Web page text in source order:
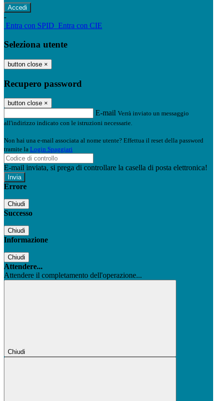
-
Entra con SPID Entra con CIE
Seleziona utente
button close ×
Recupero password
button close ×
E-mail Verrà inviato un messaggio
all'indirizzo indicato con le istruzioni necessarie.
Non hai una e-mail associata al nome utente? Effettua il reset della password
tramite la Login Spaggiari
E-mail inviata, si prega di controllare la casella di posta elettronica!
Errore
Chiudi
Successo
Chiudi
Informazione
Chiudi
Attendere...
Attendere il completamento dell'operazione...
Chiudi